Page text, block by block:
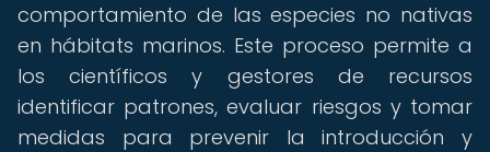
comportamiento de las especies no nativas
en hábitats marinos. Este proceso permite a
los científicos y gestores de recursos
identificar patrones, evaluar riesgos y tomar
medidas para prevenir la introducción y